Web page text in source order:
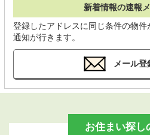
新着情報の速報
登録したアドレスに同じ条件の物
通知が行きます。
メール登
お住まい探し